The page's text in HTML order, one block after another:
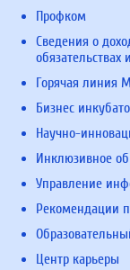
Профком
Сведения о
обязательствах
Горячая линия
Бизнес
Научно-
Инклюзивное
Управление
Рекомендации
Центр карьеры